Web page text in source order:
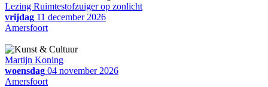
Lezing Ruimtestofzuiger op zonlicht
vrijdag 11 december 2026
Amersfoort
Martijn Koning
woensdag 04 november 2026
Amersfoort